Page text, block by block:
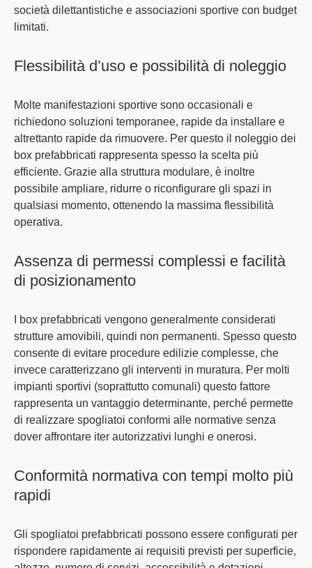
società dilettantistiche e associazioni sportive con budget
limitati.
Flessibilità d’uso e possibilità di noleggio
Molte manifestazioni sportive sono occasionali e
richiedono soluzioni temporanee, rapide da installare e
altrettanto rapide da rimuovere. Per questo il noleggio dei
box prefabbricati rappresenta spesso la scelta più
efficiente. Grazie alla struttura modulare, è inoltre
possibile ampliare, ridurre o riconfigurare gli spazi in
qualsiasi momento, ottenendo la massima flessibilità
operativa.
Assenza di permessi complessi e facilità
di posizionamento
I box prefabbricati vengono generalmente considerati
strutture amovibili, quindi non permanenti. Spesso questo
consente di evitare procedure edilizie complesse, che
invece caratterizzano gli interventi in muratura. Per molti
impianti sportivi (soprattutto comunali) questo fattore
rappresenta un vantaggio determinante, perché permette
di realizzare spogliatoi conformi alle normative senza
dover affrontare iter autorizzativi lunghi e onerosi.
Conformità normativa con tempi molto più
rapidi
Gli spogliatoi prefabbricati possono essere configurati per
rispondere rapidamente ai requisiti previsti per superficie,